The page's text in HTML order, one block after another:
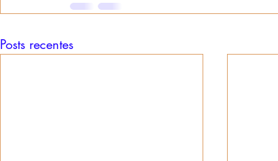
Posts recentes